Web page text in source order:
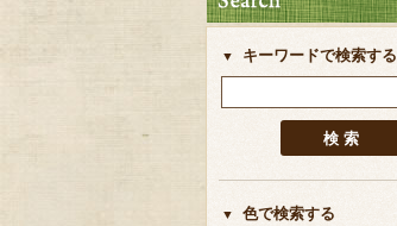
キーワードで検索する
色で検索する